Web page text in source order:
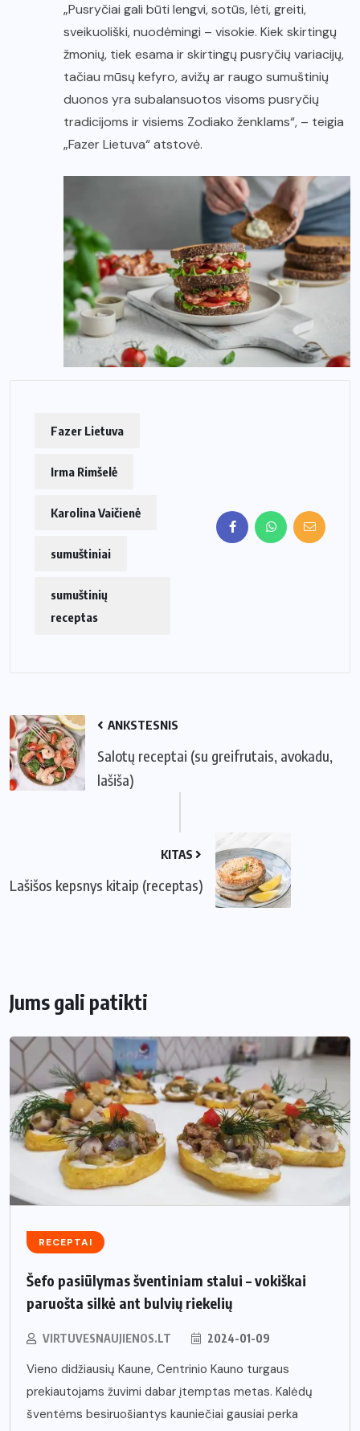
„Pusryčiai gali būti lengvi, sotūs, lėti, greiti,
sveikuoliški, nuodėmingi – visokie. Kiek skirtingų
žmonių, tiek esama ir skirtingų pusryčių variacijų,
tačiau mūsų kefyro, avižų ar raugo sumuštinių
duonos yra subalansuotos visoms pusryčių
tradicijoms ir visiems Zodiako ženklams“, – teigia
„Fazer Lietuva“ atstovė.
Fazer Lietuva
Irma Rimšelė
Karolina Vaičienė
sumuštiniai
sumuštinių
receptas
ANKSTESNIS
Salotų receptai (su greifrutais, avokadu,
lašiša)
KITAS
Lašišos kepsnys kitaip (receptas)
Jums gali patikti
RECEPTAI
Šefo pasiūlymas šventiniam stalui – vokiškai
paruošta silkė ant bulvių riekelių
VIRTUVESNAUJIENOS.LT 2024-01-09
Vieno didžiausių Kaune, Centrinio Kauno turgaus
prekiautojams žuvimi dabar įtemptas metas. Kalėdų
šventėms besiruošiantys kauniečiai gausiai perka